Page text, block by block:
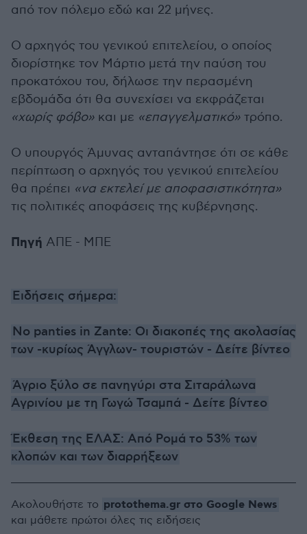
από τον πόλεμο εδώ και 22 μήνες.
Ο αρχηγός του γενικού επιτελείου, ο οποίος
διορίστηκε τον Μάρτιο μετά την παύση του
προκατόχου του, δήλωσε την περασμένη
εβδομάδα ότι θα συνεχίσει να εκφράζεται
«χωρίς φόβο» και με «επαγγελματικό» τρόπο.
Ο υπουργός Άμυνας ανταπάντησε ότι σε κάθε
περίπτωση ο αρχηγός του γενικού επιτελείου
θα πρέπει «να εκτελεί με αποφασιστικότητα»
τις πολιτικές αποφάσεις της κυβέρνησης.
Πηγή ΑΠΕ - ΜΠΕ
Ειδήσεις σήμερα:
No panties in Zante: Oι διακοπές της ακολασίας
των -κυρίως Άγγλων- τουριστών - Δείτε βίντεο
Άγριο ξύλο σε πανηγύρι στα Σιταράλωνα
Αγρινίου με τη Γωγώ Τσαμπά - Δείτε βίντεο
Έκθεση της ΕΛΑΣ: Από Ρομά το 53% των
κλοπών και των διαρρήξεων
Ακολουθήστε το protothema.gr στο Google News
και μάθετε πρώτοι όλες τις ειδήσεις